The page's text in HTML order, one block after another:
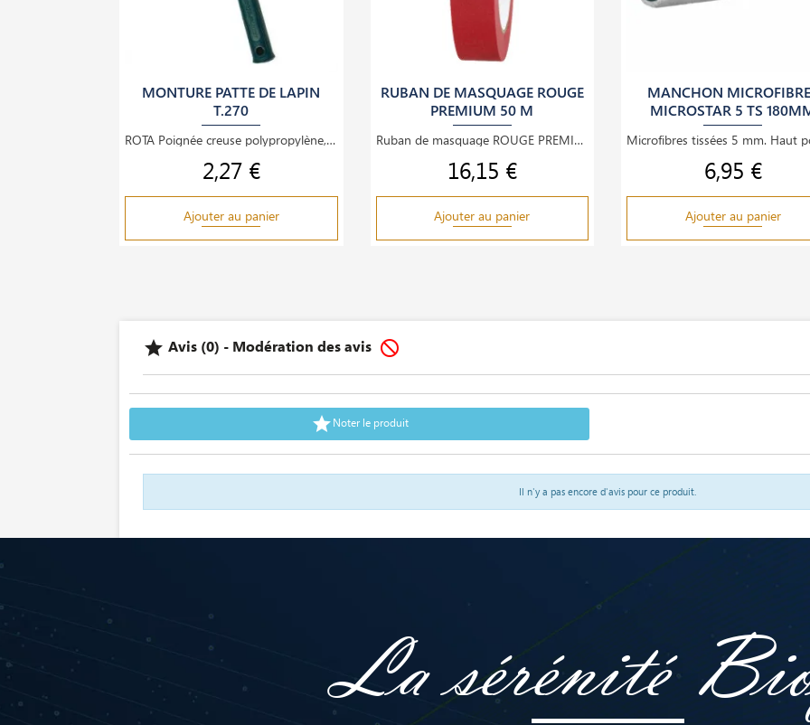
MONTURE PATTE DE LAPIN
T.270
ROTA Poignée creuse polypropylène, Tige acier zingué Ø 6 mm
Prix
2,27 €
Ajouter au panier
RUBAN DE MASQUAGE ROUGE
PREMIUM 50 M
Ruban de masquage ROUGE PREMIUM 38 mm x 50 mètres
Prix
16,15 €
Ajouter au panier
MANCHON
MICROSTAR 5 TS
Prix
6,95 €
Ajouter au panier
 Avis (0) - Modération des avis 
Noter le produit
Il n'y a pas encore d'avis pour ce produit.
La sérénité